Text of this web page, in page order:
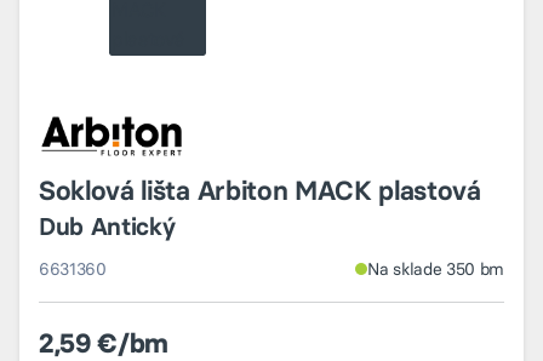
Soklová lišta Arbiton MACK plastová
Dub Antický
6631360 Na sklade 350 bm
2,59 €/bm